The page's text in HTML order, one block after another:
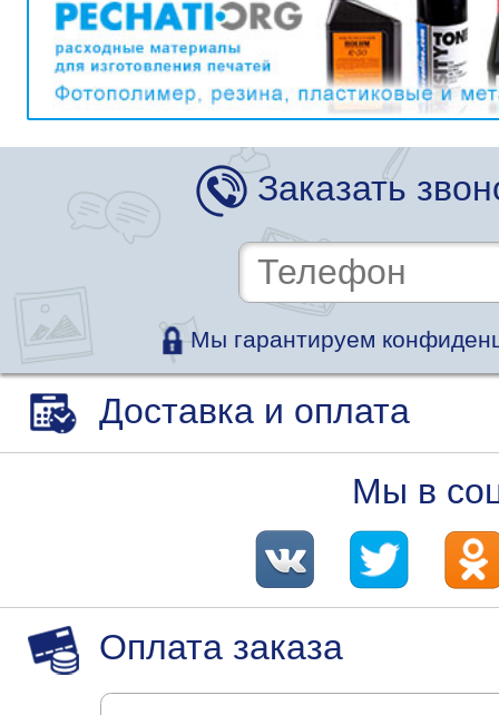
Заказать
Мы гарантируем
Доставка и оплата
Мы в
Оплата заказа